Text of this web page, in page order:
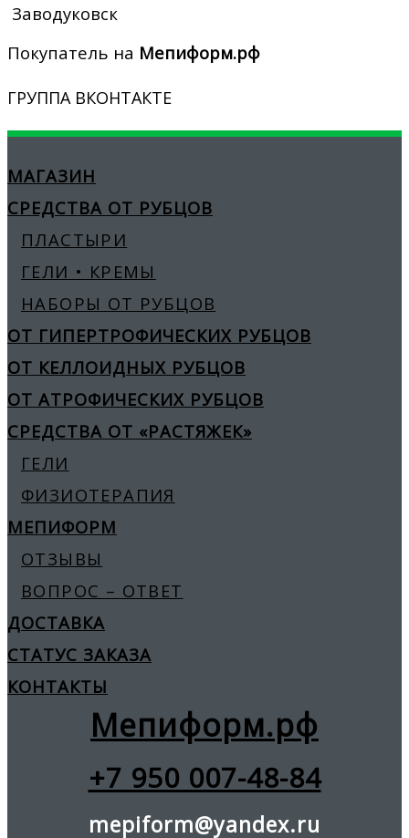
Заводуковск
Покупатель на Мепиформ.рф
ГРУППА ВКОНТАКТЕ
МАГАЗИН
СРЕДСТВА ОТ РУБЦОВ
ПЛАСТЫРИ
ГЕЛИ • КРЕМЫ
НАБОРЫ ОТ РУБЦОВ
ОТ ГИПЕРТРОФИЧЕСКИХ РУБЦОВ
ОТ КЕЛЛОИДНЫХ РУБЦОВ
ОТ АТРОФИЧЕСКИХ РУБЦОВ
СРЕДСТВА ОТ «РАСТЯЖЕК»
ГЕЛИ
ФИЗИОТЕРАПИЯ
МЕПИФОРМ
ОТЗЫВЫ
ВОПРОС – ОТВЕТ
ДОСТАВКА
СТАТУС ЗАКАЗА
КОНТАКТЫ
Мепиформ.рф
+7 950 007-48-84
mepiform@yandex.ru